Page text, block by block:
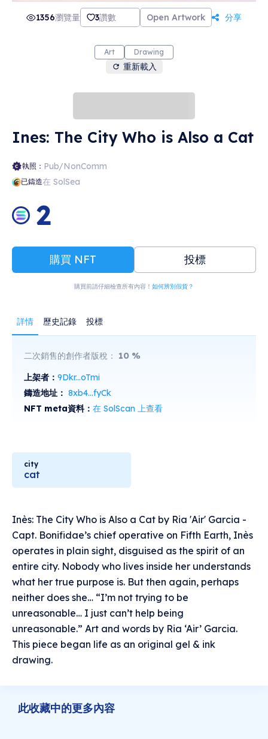
1356瀏覽量 3讚數 Open Artwork 分享
Art Drawing
重新載入
Ines: The City Who is Also a Cat
執照： Pub/NonComm
已鑄造在 SolSea
2
購買 NFT 投標
購買前請仔細檢查所有內容！ 如何辨別假貨？
詳情 歷史記錄 投標
二次銷售的創作者版稅： 10 %
上架者： 9Dkr...oTmi
鑄造地址： 8xb4...fyCk
NFT meta資料： 在 SolScan 上查看
city
cat
Inès: The City Who is Also a Cat by Ria 'Air' Garcia -
Capt. Bonifidae’s chief operative on Fifth Earth, Inès
operates in plain sight, disguised as the spirit of an
entire city. Nobody who lives inside her understands
what her true purpose is. But then again, perhaps
neither does she… “I’m not trying to be
unreasonable… I just can’t help being
unreasonable.” Art and words by Ria ‘Air’ Garcia.
This piece began life as an original gel & ink
drawing.
此收藏中的更多內容